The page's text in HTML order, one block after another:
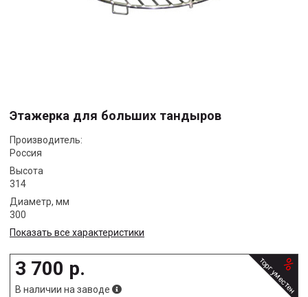
Этажерка для больших тандыров
Производитель:
Россия
Высота
314
Диаметр, мм
300
Показать все характеристики
%
торг уместен
3 700 р.
В наличии на заводе